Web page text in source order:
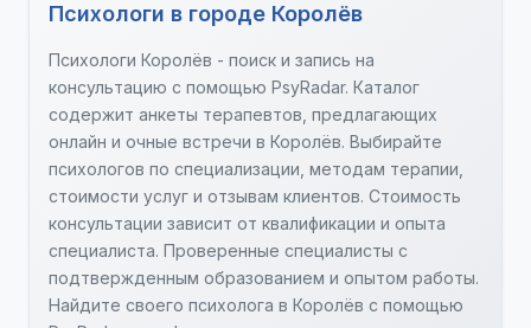
Психологи в городе Королёв
Психологи Королёв - поиск и запись на
консультацию с помощью PsyRadar. Каталог
содержит анкеты терапевтов, предлагающих
онлайн и очные встречи в Королёв. Выбирайте
психологов по специализации, методам терапии,
стоимости услуг и отзывам клиентов. Стоимость
консультации зависит от квалификации и опыта
специалиста. Проверенные специалисты с
подтвержденным образованием и опытом работы.
Найдите своего психолога в Королёв с помощью